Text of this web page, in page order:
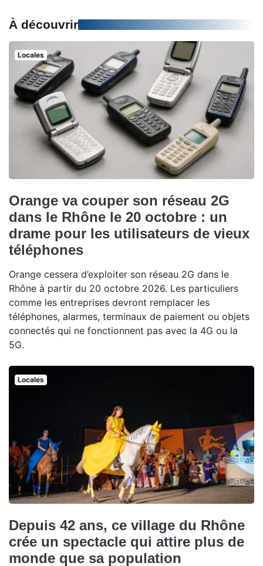
À découvrir
Locales
Orange va couper son réseau 2G
dans le Rhône le 20 octobre : un
drame pour les utilisateurs de vieux
téléphones
Orange cessera d’exploiter son réseau 2G dans le
Rhône à partir du 20 octobre 2026. Les particuliers
comme les entreprises devront remplacer les
téléphones, alarmes, terminaux de paiement ou objets
connectés qui ne fonctionnent pas avec la 4G ou la
5G.
Locales
Depuis 42 ans, ce village du Rhône
crée un spectacle qui attire plus de
monde que sa population